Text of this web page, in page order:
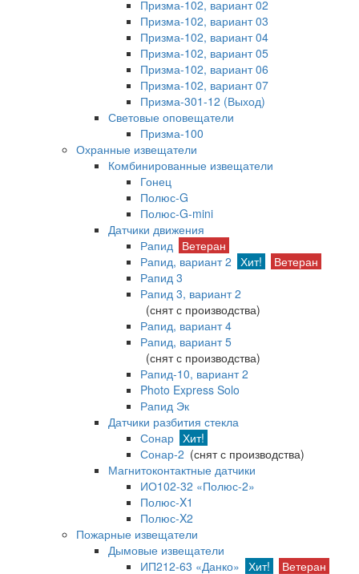
Призма-102, вариант 02
Призма-102, вариант 03
Призма-102, вариант 04
Призма-102, вариант 05
Призма-102, вариант 06
Призма-102, вариант 07
Призма-301-12 (Выход)
Световые оповещатели
Призма-100
Охранные извещатели
Комбинированные извещатели
Гонец
Полюс-G
Полюс-G-mini
Датчики движения
Рапид Ветеран
Рапид, вариант 2 Хит!
Ветеран
Рапид 3
Рапид 3, вариант 2
(снят с производства)
Рапид, вариант 4
Рапид, вариант 5
(снят с производства)
Рапид-10, вариант 2
Photo Express Solo
Рапид Эк
Датчики разбития стекла
Сонар Хит!
Сонар-2 (снят с производства)
Магнитоконтактные датчики
ИО102-32 «Полюс-2»
Полюс-X1
Полюс-X2
Пожарные извещатели
Дымовые извещатели
ИП212-63 «Данко» Хит!
Ветеран